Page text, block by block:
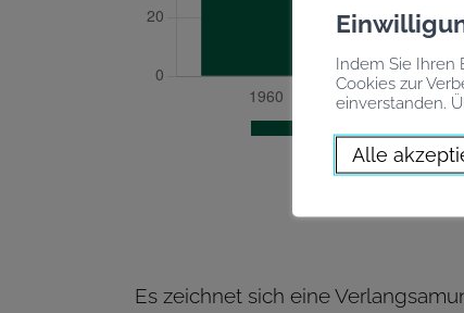
Es zeichnet sich eine
Indem Sie Ihren
Cookies zur
einverstanden.
Alle